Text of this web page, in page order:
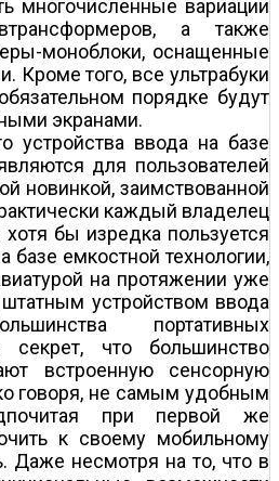
многочисленные вариации
а также
моноблоки, оснащенные
Кроме того, все ультрабуки
порядке будут
экранами.
устройства ввода на базе
для пользователей
новинкой, заимствованной
каждый владелец
хотя бы изредка пользуется
базе емкостной технологии,
на протяжении уже
устройством ввода
портативных
что большинство
встроенную сенсорную
говоря, не самым удобным
при первой же
к своему мобильному
несмотря на то, что в